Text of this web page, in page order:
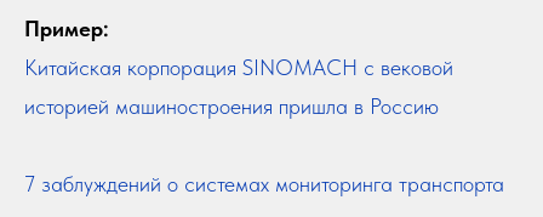
Пример:
Китайская корпорация SINOMACH с вековой
историей машиностроения пришла в Россию
7 заблуждений о системах мониторинга транспорта